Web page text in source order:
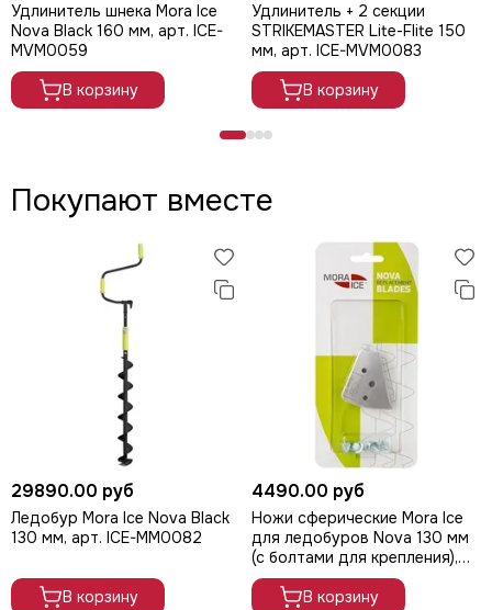
Удлинитель шнека Mora Ice
Nova Black 160 мм, арт. ICE-
MVM0059
В корзину
Удлинитель + 2 секции
STRIKEMASTER Lite-Flite 150
мм, арт. ICE-MVM0083
В корзину
Покупают вместе
29890.00 руб
Ледобур Mora Ice Nova Black
130 мм, арт. ICE-MM0082
В корзину
4490.00 руб
Ножи сферические Mora Ice
для ледобуров Nova 130 мм
(с болтами для крепления),
арт. 20990
В корзину